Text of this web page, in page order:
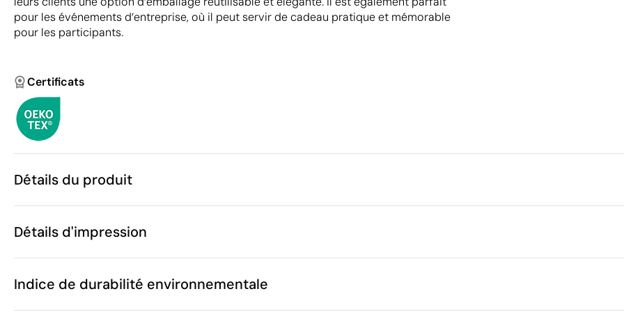
pour les événements d’entreprise, où il peut servir de cadeau pratique et mémorable
pour les participants.
Certificats
Détails du produit
Caractéristiques
Code du produit
Poids
357 g
Jute, coton
Emballage
Détails d'impression
Indice de durabilité environnementale